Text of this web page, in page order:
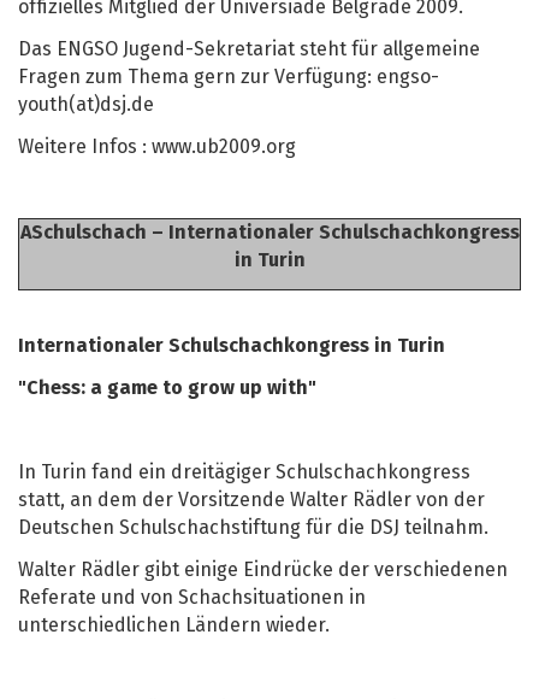
offizielles Mitglied der Universiade Belgrade 2009.
Das ENGSO Jugend-Sekretariat steht für allgemeine
Fragen zum Thema gern zur Verfügung: engso-
youth(at)dsj.de
Weitere Infos : www.ub2009.org
ASchulschach – Internationaler Schulschachkongress
in Turin
Internationaler Schulschachkongress in Turin
"Chess: a game to grow up with"
In Turin fand ein dreitägiger Schulschachkongress
statt, an dem der Vorsitzende Walter Rädler von der
Deutschen Schulschachstiftung für die DSJ teilnahm.
Walter Rädler gibt einige Eindrücke der verschiedenen
Referate und von Schachsituationen in
unterschiedlichen Ländern wieder.